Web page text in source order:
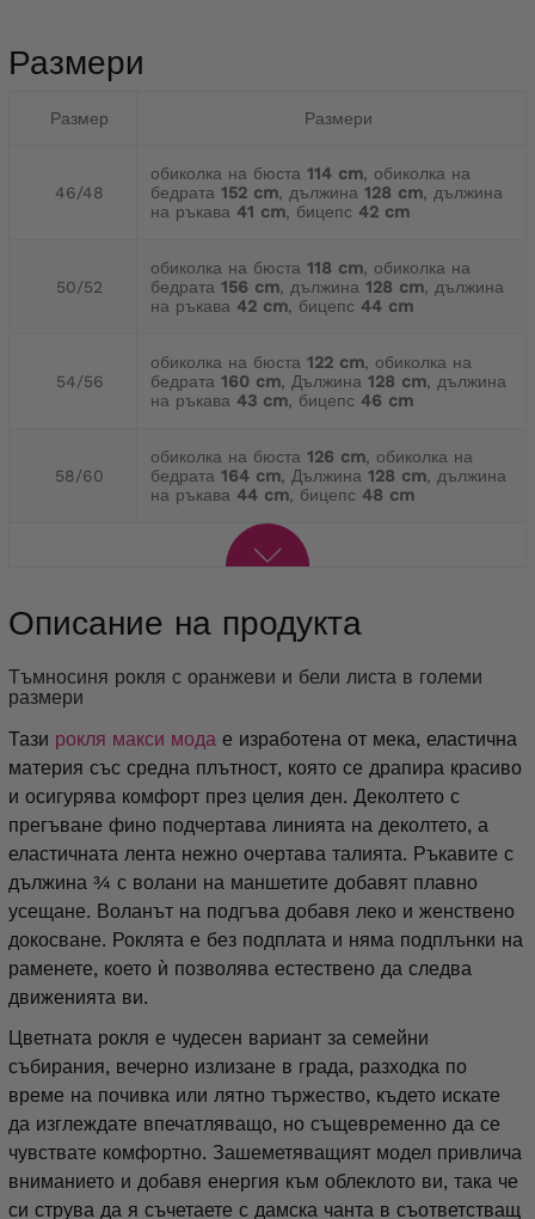
Размери
Размер Размери
46/48
обиколка на бюста 114 cm, обиколка на
бедрата 152 cm, дължина 128 cm, дължина
на ръкава 41 cm, бицепс 42 cm
50/52
обиколка на бюста 118 cm, обиколка на
бедрата 156 cm, дължина 128 cm, дължина
на ръкава 42 cm, бицепс 44 cm
54/56
обиколка на бюста 122 cm, обиколка на
бедрата 160 cm, Дължина 128 cm, дължина
на ръкава 43 cm, бицепс 46 cm
58/60
обиколка на бюста 126 cm, обиколка на
бедрата 164 cm, Дължина 128 cm, дължина
на ръкава 44 cm, бицепс 48 cm
Описание на продукта
Тъмносиня рокля с оранжеви и бели листа в големи
размери
Тази рокля макси мода е изработена от мека, еластична
материя със средна плътност, която се драпира красиво
и осигурява комфорт през целия ден. Деколтето с
прегъване фино подчертава линията на деколтето, а
еластичната лента нежно очертава талията. Ръкавите с
дължина ¾ с волани на маншетите добавят плавно
усещане. Воланът на подгъва добавя леко и женствено
докосване. Роклята е без подплата и няма подплънки на
раменете, което ѝ позволява естествено да следва
движенията ви.
Цветната рокля е чудесен вариант за семейни
събирания, вечерно излизане в града, разходка по
време на почивка или лятно тържество, където искате
да изглеждате впечатляващо, но същевременно да се
чувствате комфортно. Зашеметяващият модел привлича
вниманието и добавя енергия към облеклото ви, така че
си струва да я съчетаете с дамска чанта в съответстващ